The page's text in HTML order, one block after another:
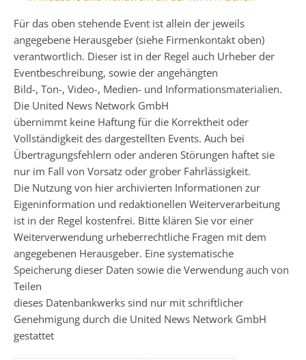
Für das oben stehende Event ist allein der jeweils
angegebene Herausgeber (siehe Firmenkontakt oben)
verantwortlich. Dieser ist in der Regel auch Urheber der
Eventbeschreibung, sowie der angehängten
Bild-, Ton-, Video-, Medien- und Informationsmaterialien.
Die United News Network GmbH
übernimmt keine Haftung für die Korrektheit oder
Vollständigkeit des dargestellten Events. Auch bei
Übertragungsfehlern oder anderen Störungen haftet sie
nur im Fall von Vorsatz oder grober Fahrlässigkeit.
Die Nutzung von hier archivierten Informationen zur
Eigeninformation und redaktionellen Weiterverarbeitung
ist in der Regel kostenfrei. Bitte klären Sie vor einer
Weiterverwendung urheberrechtliche Fragen mit dem
angegebenen Herausgeber. Eine systematische
Speicherung dieser Daten sowie die Verwendung auch von
Teilen
dieses Datenbankwerks sind nur mit schriftlicher
Genehmigung durch die United News Network GmbH
gestattet